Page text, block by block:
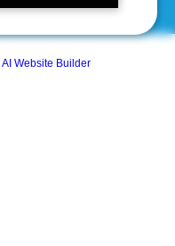
AI Website Builder